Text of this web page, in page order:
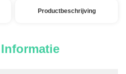
Productbeschrijving